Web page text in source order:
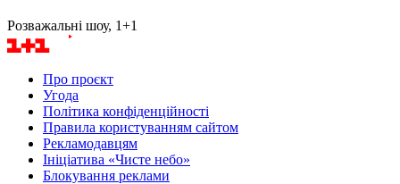
Розважальні шоу, 1+1
Про проєкт
Угода
Політика конфіденційності
Правила користуванням сайтом
Рекламодавцям
Ініціатива «Чисте небо»
Блокування реклами